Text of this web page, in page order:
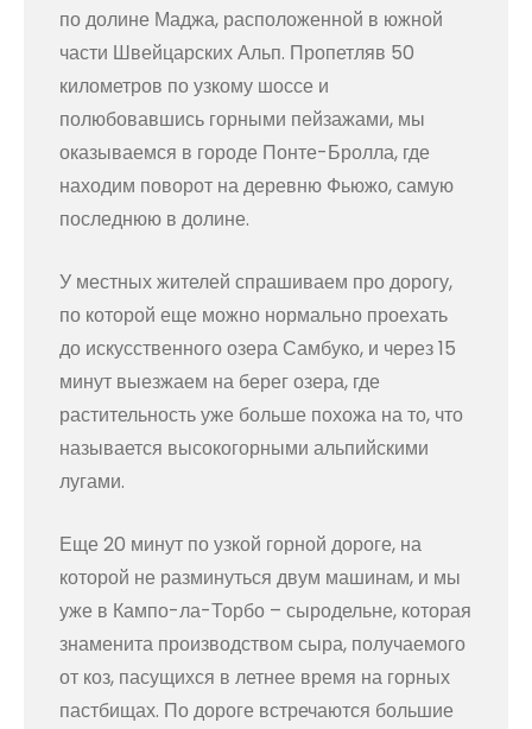
по долине Маджа, расположенной в южной
части Швейцарских Альп. Пропетляв 50
километров по узкому шоссе и
полюбовавшись горными пейзажами, мы
оказываемся в городе Понте-Бролла, где
находим поворот на деревню Фьюжо, самую
последнюю в долине.
У местных жителей спрашиваем про дорогу,
по которой еще можно нормально проехать
до искусственного озера Самбуко, и через 15
минут выезжаем на берег озера, где
растительность уже больше похожа на то, что
называется высокогорными альпийскими
лугами.
Еще 20 минут по узкой горной дороге, на
которой не разминуться двум машинам, и мы
уже в Кампо-ла-Торбо – сыродельне, которая
знаменита производством сыра, получаемого
от коз, пасущихся в летнее время на горных
пастбищах. По дороге встречаются большие